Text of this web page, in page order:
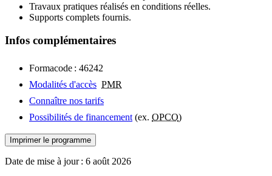
Travaux pratiques réalisés en conditions réelles.
Supports complets fournis.
Infos complémentaires
Formacode : 46242
Modalités d'accès PMR
Connaître nos tarifs
Possibilités de financement (ex. OPCO)
Imprimer le programme
Date de mise à jour : 6 août 2026